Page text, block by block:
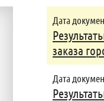
Дата
заказа
Дата